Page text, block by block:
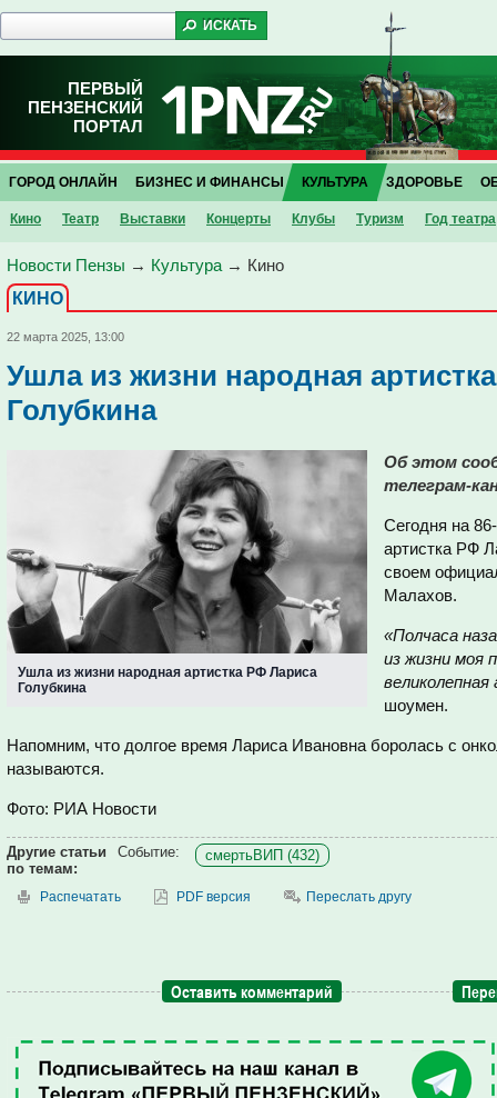
ПЕРВЫЙ
ПЕНЗЕНСКИЙ
ПОРТАЛ
ГОРОД ОНЛАЙН БИЗНЕС И ФИНАНСЫ КУЛЬТУРА
Кино Театр Выставки Концерты Клубы Туризм Год театра
ЗДОРОВЬЕ
Новости Пензы → Культура → Кино
КИНО
22 марта 2025, 13:00
Ушла из жизни народная
Голубкина
Ушла из жизни народная артистка РФ Лариса
Голубкина
Об этом
телеграм-
Сегодня на
артистка РФ
своем
Малахов.
«Полчаса
из жизни моя
великолепная
шоумен.
Напомним, что долгое время Лариса Ивановна боролась с
называются.
Фото: РИА Новости
Другие статьи
по темам:
Событие: смертьВИП (432)
Распечатать PDF версия Переслать другу
Оставить комментарий